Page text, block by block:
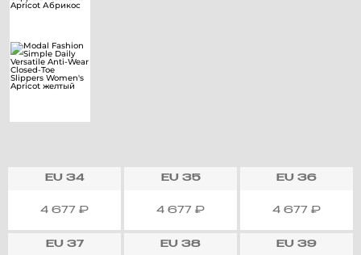
EU34
4 677 ₽
EU35
4 677 ₽
EU 36
4 677 ₽
EU37 EU 38 EU 39